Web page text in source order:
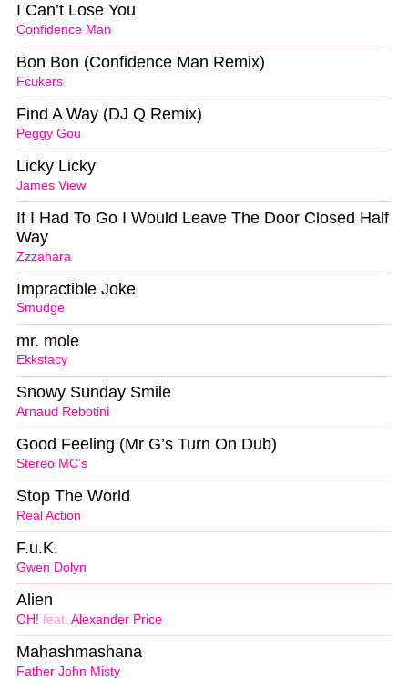
Confidence Man
I Can’t Lose You
Fcukers
Bon Bon (Confidence Man Remix)
Peggy Gou
Find A Way (DJ Q Remix)
James View
Licky Licky
Zzzahara
If I Had To Go I Would Leave The Door Closed Half
Way
Smudge
Impractible Joke
Ekkstacy
mr. mole
Arnaud Rebotini
Snowy Sunday Smile
Stereo MC’s
Good Feeling (Mr G’s Turn On Dub)
Real Action
Stop The World
Gwen Dolyn
F.u.K.
OH! feat. Alexander Price
Alien
Father John Misty
Mahashmashana